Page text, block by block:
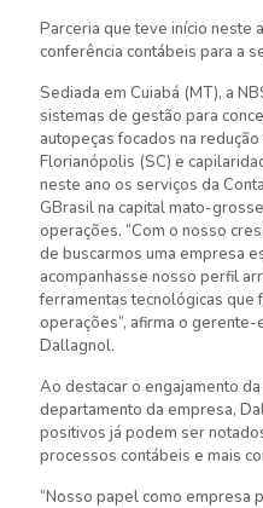
Parceria que teve início neste
conferência contábeis para a
Sediada em Cuiabá (MT), a
sistemas de gestão para
autopeças focados na
Florianópolis (SC) e
neste ano os serviços da
GBrasil na capital mato-
operações. “Com o nosso
de buscarmos uma empresa
acompanhasse nosso perfil
ferramentas tecnológicas que
operações”, afirma o
Dallagnol.
Ao destacar o engajamento
departamento da empresa,
positivos já podem ser
processos contábeis e mais
“Nosso papel como empresa